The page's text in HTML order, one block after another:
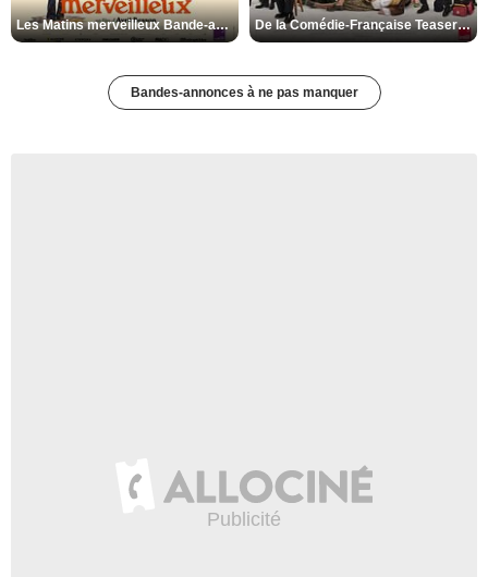
Les Matins merveilleux Bande-annonce VF De la Comédie-Française Teaser VF
Bandes-annonces à ne pas manquer